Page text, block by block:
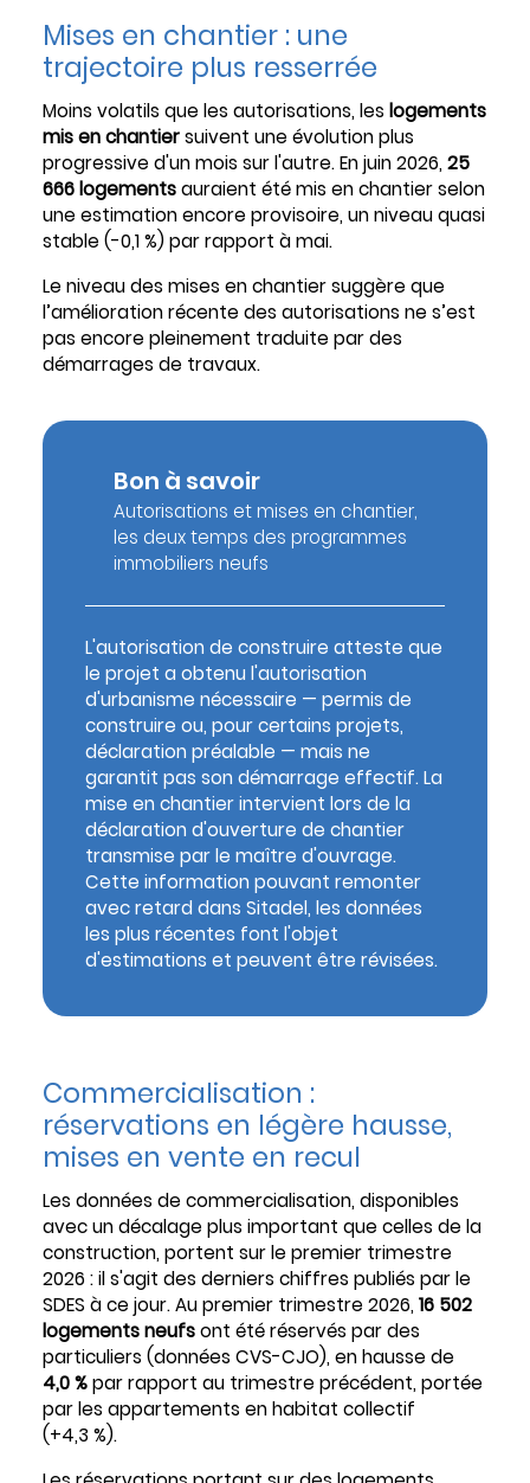
Mises en chantier : une
trajectoire plus resserrée
Moins volatils que les autorisations, les logements
mis en chantiersuivent une évolution plus
progressive d'un mois sur l'autre. En juin 2026, 25
666 logementsauraient été mis en chantier selon
une estimation encore provisoire, un niveau quasi
stable (-0,1 %) par rapport à mai.
Le niveau des mises en chantier suggère que
l’amélioration récente des autorisations ne s’est
pas encore pleinement traduite par des
démarrages de travaux.
Bon à savoir
Autorisations et mises en chantier,
les deux temps des programmes
immobiliers neufs
L'autorisation de construire atteste que
le projet a obtenu l'autorisation
d'urbanisme nécessaire — permis de
construire ou, pour certains projets,
déclaration préalable — mais ne
garantit pas son démarrage effectif. La
mise en chantier intervient lors de la
déclaration d'ouverture de chantier
transmise par le maître d'ouvrage.
Cette information pouvant remonter
avec retard dans Sitadel, les données
les plus récentes font l'objet
d'estimations et peuvent être révisées.
Commercialisation :
réservations en légère hausse,
mises en vente en recul
Les données de commercialisation, disponibles
avec un décalage plus important que celles de la
construction, portent sur le premier trimestre
2026 : il s'agit des derniers chiffres publiés par le
SDES à ce jour. Au premier trimestre 2026, 16 502
logements neufsont été réservés par des
particuliers (données CVS-CJO), en hausse de
4,0 %par rapport au trimestre précédent, portée
par les appartements en habitat collectif
(+4,3 %).